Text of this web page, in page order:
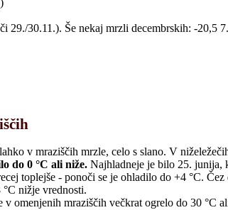
29./30.11.). Še nekaj mrzli decembrskih: -20,5
v mraziščih mrzle, celo s slano. V
do 0 °C ali niže. Najhladneje je bilo 25. junija,
toplejše - ponoči se je ohladilo do +4 °C.
nižje vrednosti.
v omenjenih mraziščih večkrat ogrelo do 30 °C